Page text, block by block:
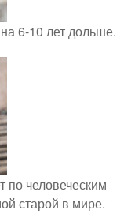
6-10 лет дольше.
по человеческим
старой в мире.